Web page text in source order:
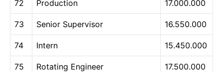
72 Production 17.000.000
73 Senior Supervisor 16.550.000
74 Intern 15.450.000
75 Rotating Engineer 17.500.000